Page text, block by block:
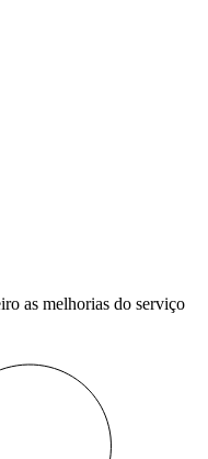
as melhorias do serviço